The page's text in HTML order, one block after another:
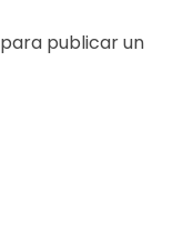
para publicar un